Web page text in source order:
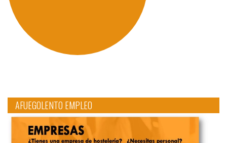
AFUEGOLENTO EMPLEO